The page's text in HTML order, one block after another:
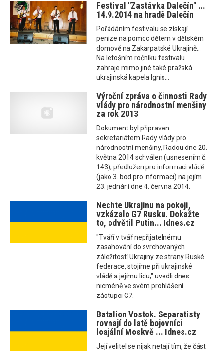
Festival "Zastávka Dalečín" ...
14.9.2014 na hradě Dalečín
Pořádáním festivalu se získají
peníze na pomoc dětem v dětském
domově na Zakarpatské Ukrajině...
Na letošním ročníku festivalu
zahraje mimo jiné také pražská
ukrajinská kapela Ignis...
Výroční zpráva o činnosti Rady
vlády pro národnostní menšiny
za rok 2013
Dokument byl připraven
sekretariátem Rady vlády pro
národnostní menšiny, Radou dne 20.
května 2014 schválen (usnesením č.
143), předložen pro informaci vládě
(jako 3. bod pro informaci) na jejím
23. jednání dne 4. června 2014.
Nechte Ukrajinu na pokoji,
vzkázalo G7 Rusku. Dokažte
to, odvětil Putin... Idnes.cz
"Tváří v tvář nepřijatelnému
zasahování do svrchovaných
záležitostí Ukrajiny ze strany Ruské
federace, stojíme při ukrajinské
vládě a jejímu lidu," uvedli dnes
nicméně ve svém prohlášení
zástupci G7.
Batalion Vostok. Separatisty
rovnají do latě bojovníci
loajální Moskvě ... Idnes.cz
Její velitel se nijak netají tím, že část